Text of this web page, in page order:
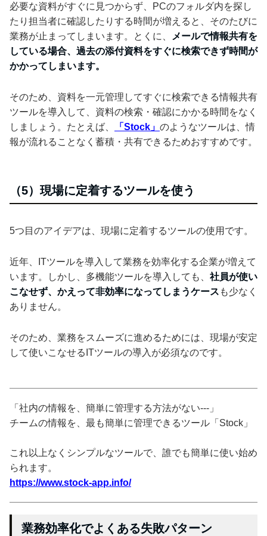
必要な資料がすぐに見つからず、PCのフォルダ内を探し
たり担当者に確認したりする時間が増えると、そのたびに
業務が止まってしまいます。とくに、 メールで情報共有を
している場合、過去の添付資料をすぐに検索できず時間が
かかってしまいます。
そのため、資料を一元管理してすぐに検索できる情報共有
ツールを導入して、資料の検索・確認にかかる時間をなく
しましょう。たとえば、
「Stock」 のようなツールは、情
報が流れることなく蓄積・共有できるためおすすめです。
（5）現場に定着するツールを使う
5つ目のアイデアは、現場に定着するツールの使用です。
近年、ITツールを導入して業務を効率化する企業が増えて
います。しかし、多機能ツールを導入しても、 社員が使い
こなせず、かえって非効率になってしまうケース も少なく
ありません。
そのため、業務をスムーズに進めるためには、現場が安定
して使いこなせるITツールの導入が必須なのです。
「社内の情報を、簡単に管理する方法がない---」
チームの情報を、最も簡単に管理できるツール「Stock」
これ以上なくシンプルなツールで、誰でも簡単に使い始め
られます。
https://www.stock-app.info/
業務効率化でよくある失敗パターン